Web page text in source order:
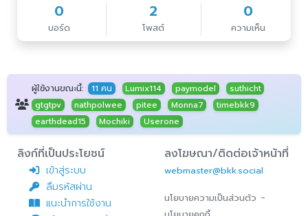
0
บอร์ด
2
โพสต์
0
ความเห็น
ผู้ใช้งานขณะนี้: 11 คน Lumix114 paymodel
suthicht
gtgtpv
nathpolwee pitee Monna7
timebkk9
earthdead15
Mochiki Userone
ลิงก์ที่เป็นประโยชน์
เข้าสู่ระบบ
ลืมรหัสผ่าน
แนะนำการใช้งาน
ลงโฆษณา/ติดต่อเจ้าหน้าที่
webmaster@bkk.social
นโยบายความเป็นส่วนตัว -